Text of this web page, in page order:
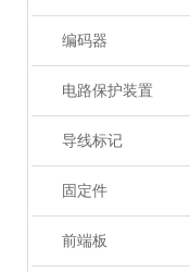
编码器
电路保护装置
导线标记
固定件
前端板